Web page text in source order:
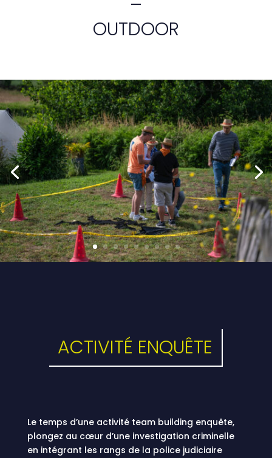
–
OUTDOOR
ACTIVITÉ ENQUÊTE
Le temps d’une activité team building enquête,
plongez au cœur d’une investigation criminelle
en intégrant les rangs de la police judiciaire